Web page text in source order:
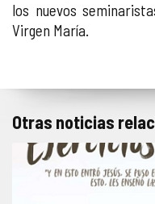
los nuevos
Virgen María.
Otras noticias